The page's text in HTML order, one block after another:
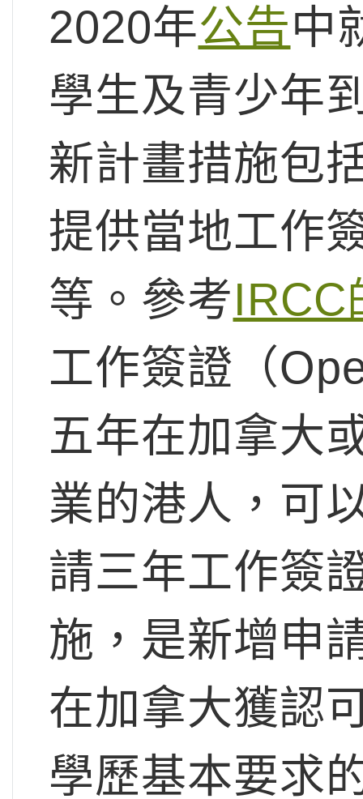
2020年公告中
學生及青少年
新計畫措施包
提供當地工作
等。參考IRCC
工作簽證（
五年在加拿大
業的港人，可
請三年工作簽
施，是新增申
在加拿大獲認
學歷基本要求